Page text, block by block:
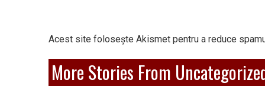
Acest site folosește Akismet pentru a reduce
More Stories From